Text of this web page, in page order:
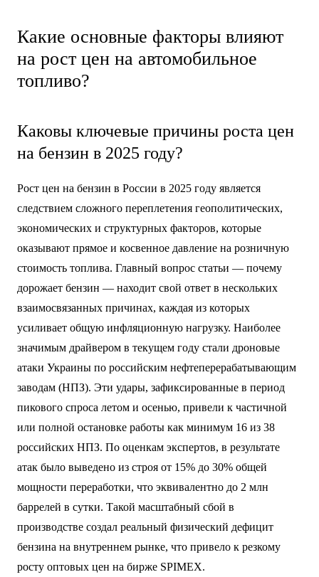
Какие основные факторы влияют
на рост цен на автомобильное
топливо?
Каковы ключевые причины роста цен
на бензин в 2025 году?
Рост цен на бензин в России в 2025 году является
следствием сложного переплетения геополитических,
экономических и структурных факторов, которые
оказывают прямое и косвенное давление на розничную
стоимость топлива. Главный вопрос статьи — почему
дорожает бензин — находит свой ответ в нескольких
взаимосвязанных причинах, каждая из которых
усиливает общую инфляционную нагрузку. Наиболее
значимым драйвером в текущем году стали дроновые
атаки Украины по российским нефтеперерабатывающим
заводам (НПЗ). Эти удары, зафиксированные в период
пикового спроса летом и осенью, привели к частичной
или полной остановке работы как минимум 16 из 38
российских НПЗ. По оценкам экспертов, в результате
атак было выведено из строя от 15% до 30% общей
мощности переработки, что эквивалентно до 2 млн
баррелей в сутки. Такой масштабный сбой в
производстве создал реальный физический дефицит
бензина на внутреннем рынке, что привело к резкому
росту оптовых цен на бирже SPIMEX.